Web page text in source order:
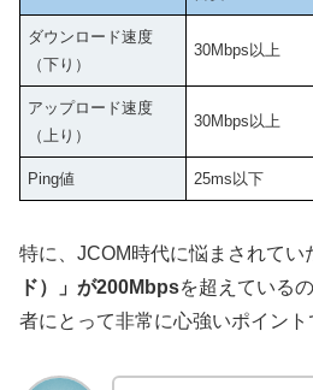
ダウンロード速度
（下り）
30Mbps以上
アップロード速度
（上り）
30Mbps以上
Ping値 25ms以下
特に、JCOM時代に悩まされてい
ド）」が200Mbpsを超えている
者にとって非常に心強いポイント